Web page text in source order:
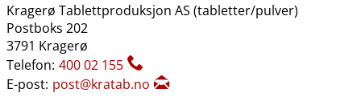
Kragerø Tablettproduksjon AS (tabletter​/​pulver)
Postboks 202
3791 Kragerø
Telefon: 400 02 155
E-post: post@kratab.no